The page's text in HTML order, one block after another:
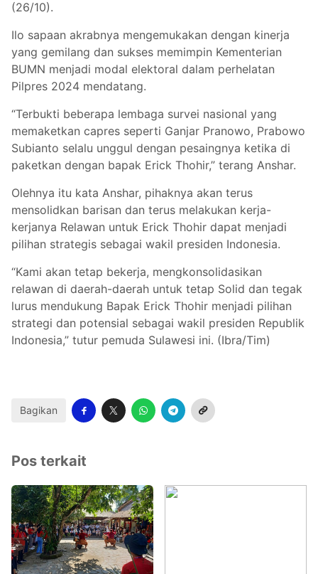
(26/10).
Ilo sapaan akrabnya mengemukakan dengan kinerja
yang gemilang dan sukses memimpin Kementerian
BUMN menjadi modal elektoral dalam perhelatan
Pilpres 2024 mendatang.
“Terbukti beberapa lembaga survei nasional yang
memaketkan capres seperti Ganjar Pranowo, Prabowo
Subianto selalu unggul dengan pesaingnya ketika di
paketkan dengan bapak Erick Thohir,” terang Anshar.
Olehnya itu kata Anshar, pihaknya akan terus
mensolidkan barisan dan terus melakukan kerja-
kerjanya Relawan untuk Erick Thohir dapat menjadi
pilihan strategis sebagai wakil presiden Indonesia.
“Kami akan tetap bekerja, mengkonsolidasikan
relawan di daerah-daerah untuk tetap Solid dan tegak
lurus mendukung Bapak Erick Thohir menjadi pilihan
strategi dan potensial sebagai wakil presiden Republik
Indonesia,” tutur pemuda Sulawesi ini. (Ibra/Tim)
Bagikan
Pos terkait